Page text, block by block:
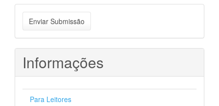
Enviar
Submissão
Enviar Submissão
Informações
Para Leitores